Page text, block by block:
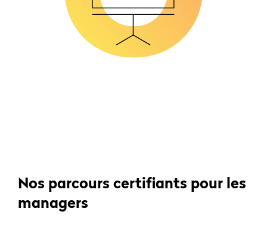
Nos parcours certifiants pour les
managers